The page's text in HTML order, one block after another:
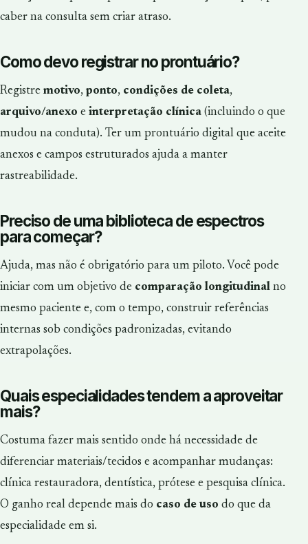
caber na consulta sem criar atraso.
Como devo registrar no prontuário?
Registre motivo, ponto, condições de coleta,
arquivo/anexo e interpretação clínica (incluindo o que
mudou na conduta). Ter um prontuário digital que aceite
anexos e campos estruturados ajuda a manter
rastreabilidade.
Preciso de uma biblioteca de espectros
para começar?
Ajuda, mas não é obrigatório para um piloto. Você pode
iniciar com um objetivo de comparação longitudinal no
mesmo paciente e, com o tempo, construir referências
internas sob condições padronizadas, evitando
extrapolações.
Quais especialidades tendem a aproveitar
mais?
Costuma fazer mais sentido onde há necessidade de
diferenciar materiais/tecidos e acompanhar mudanças:
clínica restauradora, dentística, prótese e pesquisa clínica.
O ganho real depende mais do caso de uso do que da
especialidade em si.